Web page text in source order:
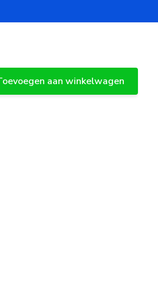
aan winkelwagen